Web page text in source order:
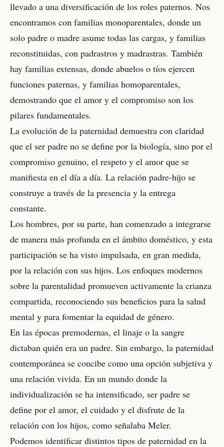
llevado a una diversificación de los roles paternos. Nos
encontramos con familias monoparentales, donde un
solo padre o madre asume todas las cargas, y familias
reconstituidas, con padrastros y madrastras. También
hay familias extensas, donde abuelos o tíos ejercen
funciones paternas, y familias homoparentales,
demostrando que el amor y el compromiso son los
pilares fundamentales.
La evolución de la paternidad demuestra con claridad
que el ser padre no se define por la biología, sino por el
compromiso genuino, el respeto y el amor que se
manifiesta en el día a día. La relación padre-hijo se
construye a través de la presencia y la entrega
constante.
Los hombres, por su parte, han comenzado a integrarse
de manera más profunda en el ámbito doméstico, y esta
participación se ha visto impulsada, en gran medida,
por la relación con sus hijos. Los enfoques modernos
sobre la parentalidad promueven activamente la crianza
compartida, reconociendo sus beneficios para la salud
mental y para fomentar la equidad de género.
En las épocas premodernas, el linaje o la sangre
dictaban quién era un padre. Sin embargo, la paternidad
contemporánea se concibe como una opción subjetiva y
una relación vivida. En un mundo donde la
individualización se ha intensificado, ser padre se
define por el amor, el cuidado y el disfrute de la
relación con los hijos, como señalaba Meler.
Podemos identificar distintos tipos de paternidad en la